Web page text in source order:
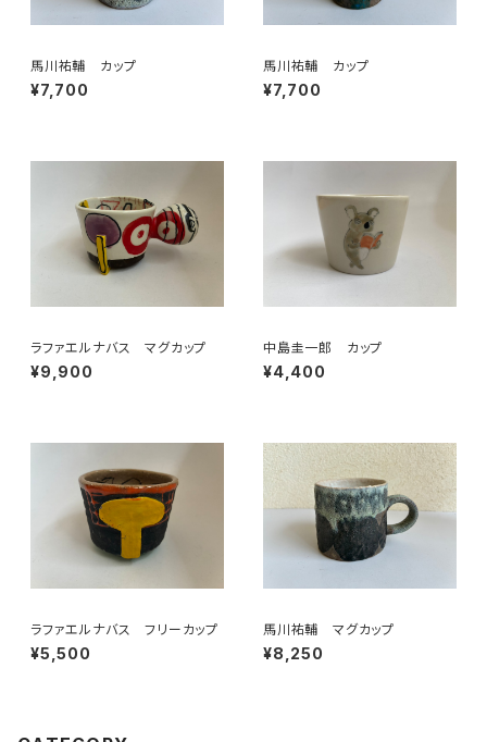
馬川祐輔 カップ
¥7,700
馬川祐輔 カップ
¥7,700
ラファエルナバス マグカップ
¥9,900
中島圭一郎 カップ
¥4,400
ラファエルナバス フリーカップ
¥5,500
馬川祐輔 マグカップ
¥8,250